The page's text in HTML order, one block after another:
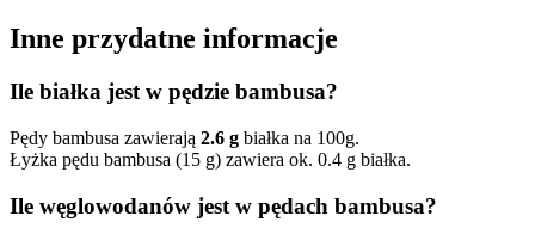
Inne przydatne informacje
Ile białka jest w pędzie bambusa?
Pędy bambusa zawierają 2.6 g białka na 100g.
Łyżka pędu bambusa (15 g) zawiera ok. 0.4 g białka.
Ile węglowodanów jest w pędach bambusa?